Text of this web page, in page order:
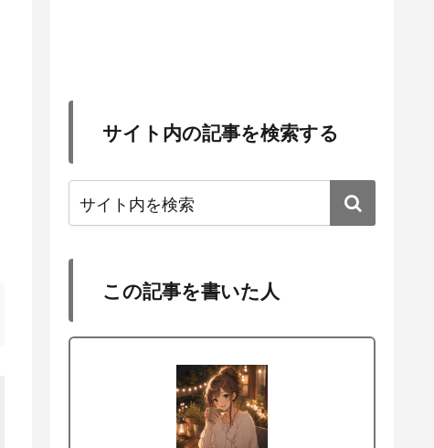
サイト内の記事を検索する
この記事を書いた人